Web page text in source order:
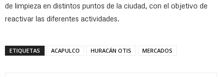
de limpieza en distintos puntos de la ciudad, con el objetivo de
reactivar las diferentes actividades.
ETIQUETAS ACAPULCO HURACÁN OTIS MERCADOS